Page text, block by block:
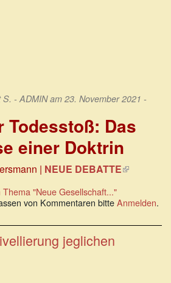
S. - ADMINam 23. November 2021 -
Todesstoß: Das
einer Doktrin
| NEUE DEBATTE(Link
"Neue Gesellschaft..."
von Kommentaren bitteAnmelden.
jeglichen